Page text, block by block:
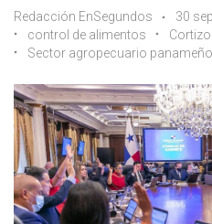
Redacción EnSegundos
30
control de alimentos
Cortizo
Sector agropecuario panameño